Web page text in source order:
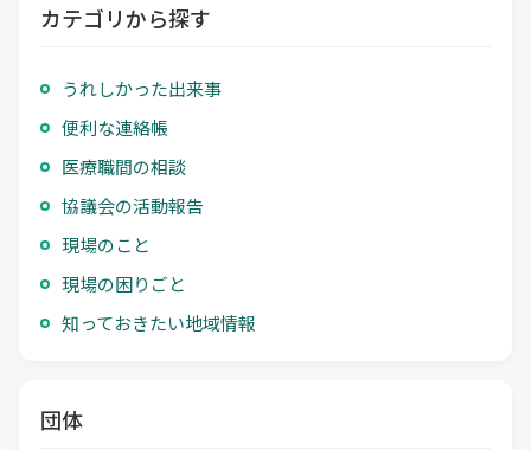
カテゴリから探す
うれしかった出来事
便利な連絡帳
医療職間の相談
協議会の活動報告
現場のこと
現場の困りごと
知っておきたい地域情報
団体